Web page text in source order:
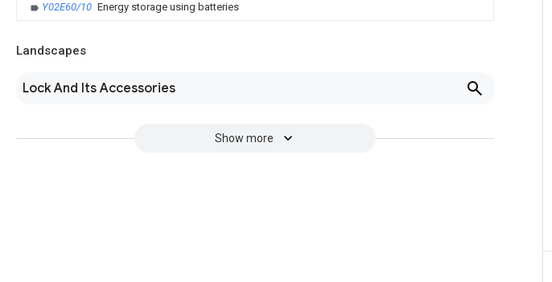
Y02E60/10 Energy storage using batteries
Landscapes
Lock And Its Accessories
Show more